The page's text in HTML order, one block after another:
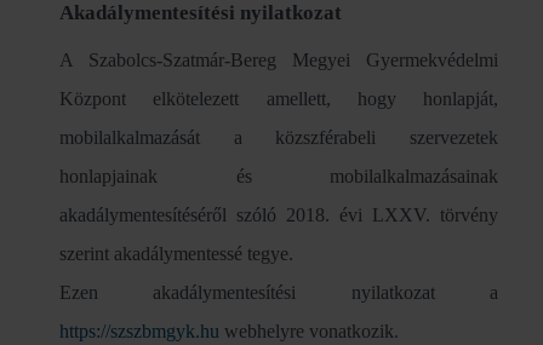
Akadálymentesítési nyilatkozat
A Szabolcs-Szatmár-Bereg Megyei Gyermekvédelmi
Központ elkötelezett amellett, hogy honlapját,
mobilalkalmazását a közszférabeli szervezetek
honlapjainak és mobilalkalmazásainak
akadálymentesítéséről szóló 2018. évi LXXV. törvény
szerint akadálymentessé tegye.
Ezen akadálymentesítési nyilatkozat a
https://szszbmgyk.hu webhelyre vonatkozik.